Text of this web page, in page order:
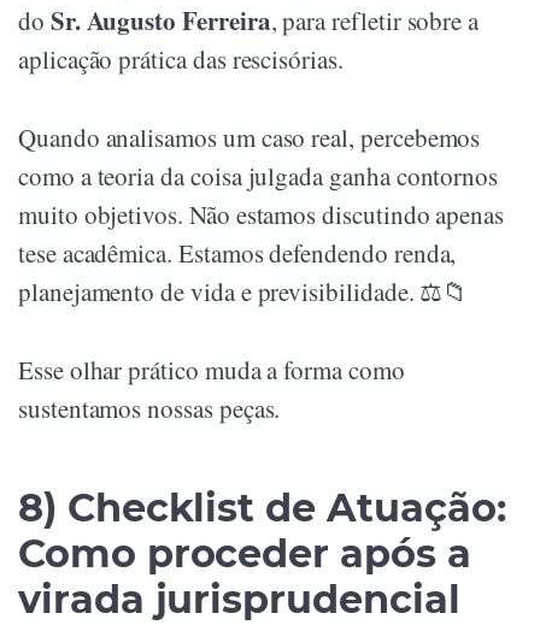
do Sr. Augusto Ferreira, para refletir sobre a
aplicação prática das rescisórias.
Quando analisamos um caso real, percebemos
como a teoria da coisa julgada ganha contornos
muito objetivos. Não estamos discutindo apenas
tese acadêmica. Estamos defendendo renda,
planejamento de vida e previsibilidade. ⚖️📁
Esse olhar prático muda a forma como
sustentamos nossas peças.
8) Checklist de Atuação:
Como proceder após a
virada jurisprudencial